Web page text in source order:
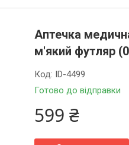
Аптечка
м'який футляр
Готово до відправки
Код: ID-4499
599 ₴